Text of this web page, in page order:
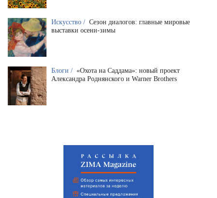
Искусство / Сезон диалогов: главные мировые
выставки осени-зимы
Блоги / «Охота на Саддама»: новый проект
Александра Роднянского и Warner Brothers